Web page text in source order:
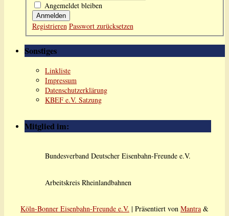
Angemeldet bleiben
Anmelden
Registrieren Passwort zurücksetzen
Sonstiges
Linkliste
Impressum
Datenschutzerklärung
KBEF e.V. Satzung
Mitglied im:
Bundesverband Deutscher Eisenbahn-Freunde e.V.
Arbeitskreis Rheinlandbahnen
Köln-Bonner Eisenbahn-Freunde e.V. | Präsentiert von Mantra &